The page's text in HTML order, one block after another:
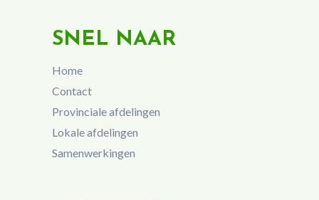
SNEL NAAR
Home
Contact
Provinciale afdelingen
Lokale afdelingen
Samenwerkingen